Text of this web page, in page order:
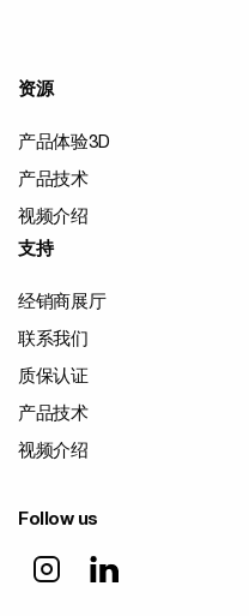
资源
产品体验3D
产品技术
视频介绍
支持
经销商展厅
联系我们
质保认证
产品技术
视频介绍
Follow us